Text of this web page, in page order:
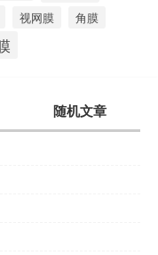
视网膜 角膜
随机文章